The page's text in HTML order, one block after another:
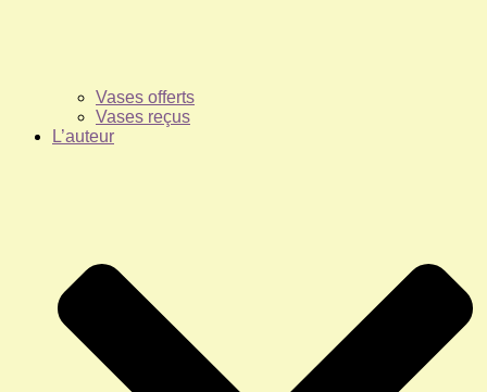
Vases offerts
Vases reçus
L’auteur